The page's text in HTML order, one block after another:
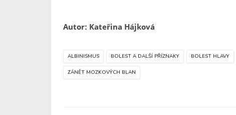
Autor: Kateřina Hájková
ALBINISMUS BOLEST A DALŠÍ PŘÍZNAKY BOLEST HLAVY
ZÁNĚT MOZKOVÝCH BLAN